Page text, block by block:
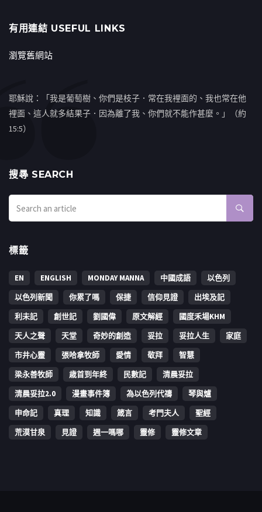
有用連結 USEFUL LINKS
瀏覽舊網站
耶穌說：「我是葡萄樹、你們是枝子．常在我裡面的、我也常在他
裡面、這人就多結果子．因為離了我、你們就不能作甚麼。」（約
15:5）
搜㝷 SEARCH
標籤
EN ENGLISH MONDAY MANNA 中國成語
以色列
以色列新聞
你累了嗎 保捷 信仰見證
出埃及記
利未記
創世記 劉國偉 原文解經
國度禾場KHM
天人之聲
天堂 奇妙的創造 妥拉 妥拉人生
家庭
市井心靈
張哈拿牧師 愛情 敬拜
智慧
梁永善牧師
歳首到年終 民數記
清晨妥拉
清晨妥拉2.0
漫畫事件簿 為以色列代禱
琴與爐
申命記
真理 知識 箴言 考門夫人
聖經
荒漠甘泉
見證 週一嗎哪 靈修 靈修文章